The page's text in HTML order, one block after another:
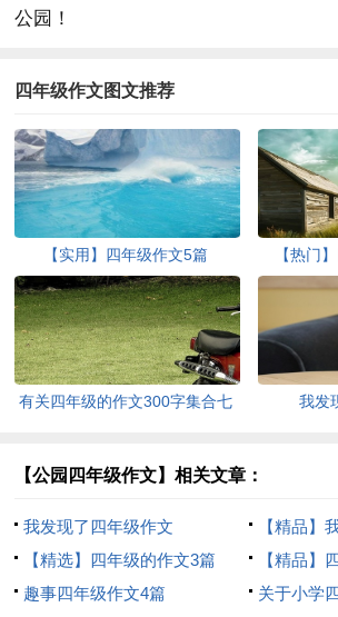
公园！
四年级作文图文推荐
【实用】四年级作文5篇 【热门
有关四年级的作文300字集合七
我发
【公园四年级作文】相关文章：
我发现了四年级作文
【精品】
文300字9篇
【精选】四年级的作文3篇
【精品】
锦集10篇
趣事四年级作文4篇
关于小学